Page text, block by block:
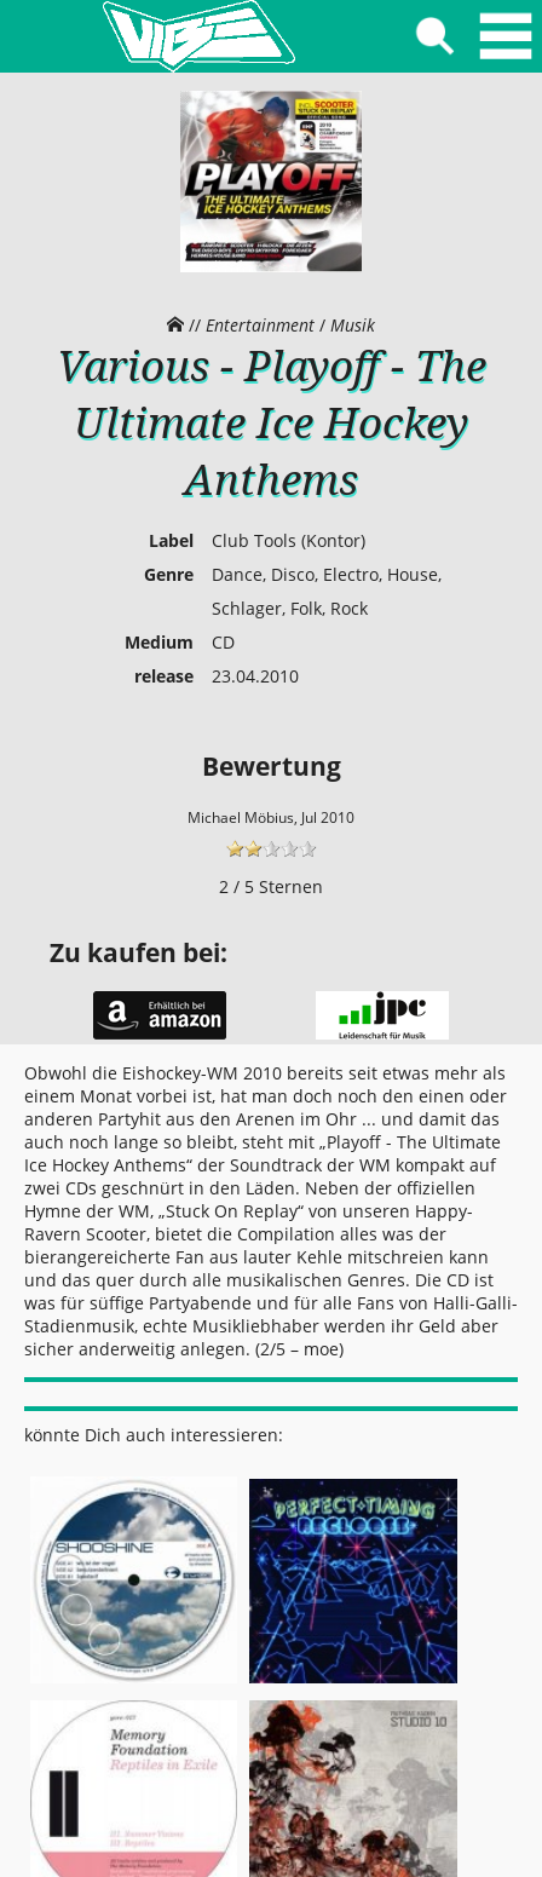
// Entertainment / Musik
Various - Playoff - The
Ultimate Ice Hockey
Anthems
Label
Club Tools (Kontor)
Genre
Dance, Disco, Electro, House,
Schlager, Folk, Rock
Medium
CD
release
23.04.2010
Bewertung
Michael Möbius, Jul 2010
2 / 5 Sternen
Zu kaufen bei:
Obwohl die Eishockey-WM 2010 bereits seit etwas mehr als
einem Monat vorbei ist, hat man doch noch den einen oder
anderen Partyhit aus den Arenen im Ohr ... und damit das
auch noch lange so bleibt, steht mit „Playoff - The Ultimate
Ice Hockey Anthems“ der Soundtrack der WM kompakt auf
zwei CDs geschnürt in den Läden. Neben der offiziellen
Hymne der WM, „Stuck On Replay“ von unseren Happy-
Ravern Scooter, bietet die Compilation alles was der
bierangereicherte Fan aus lauter Kehle mitschreien kann
und das quer durch alle musikalischen Genres. Die CD ist
was für süffige Partyabende und für alle Fans von Halli-Galli-
Stadienmusik, echte Musikliebhaber werden ihr Geld aber
sicher anderweitig anlegen. (2/5 – moe)
könnte Dich auch interessieren: